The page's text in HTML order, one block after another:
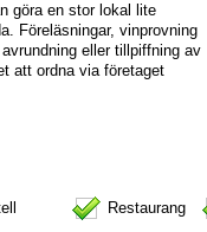
göra en stor lokal lite
Föreläsningar, vinprovning
eller tillpiffning av
att ordna via företaget
Restaurang